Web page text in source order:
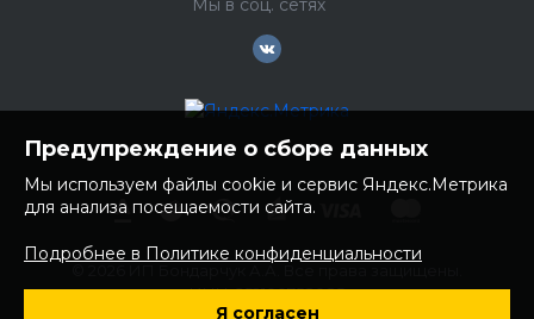
Мы в соц. сетях
ИНН: 252100758085
Предупреждение о сборе данных
Мы используем файлы cookie и сервис Яндекс.Метрика
для анализа посещаемости сайта.
Подробнее в Политике конфиденциальности
Я согласен